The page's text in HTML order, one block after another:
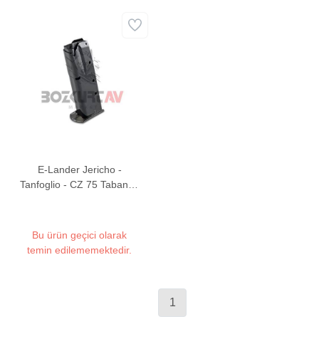
E-Lander Jericho -
Tanfoglio - CZ 75 Tabanca
Bu ürün geçici olarak
temin edilememektedir.
1